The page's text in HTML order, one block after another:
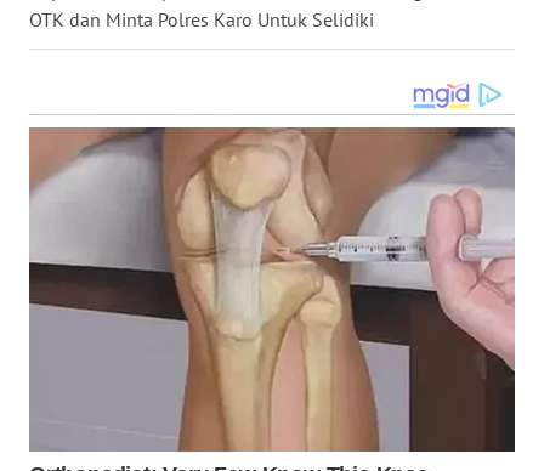
OTK dan Minta Polres Karo Untuk Selidiki
WN
DANAU
NIAS
WN
TANJUNG